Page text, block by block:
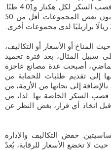
20/21) تتراوح بين 16.19 طنًا من قصب السكر لكل هكتار و4.01 طنًا.
ومن الناحية المالية، يبلغ صافي ديون بعض المجموعات أقل من 50
أو الأسعار أو التكاليف،
المثال، بعد فترة تجميد
أصبحت عدة مصانع عاجزة
إلى تقديم طلبات للحماية من
إلى نجاتها من الأزمة، من
قصب السكر الخاصة بها. لذا، من
قبل اتخاذ أي قرار، بغض النظر عن
خفض التكاليف والإدارة
لا تخضع الأسعار للرقابة، يُعدّ